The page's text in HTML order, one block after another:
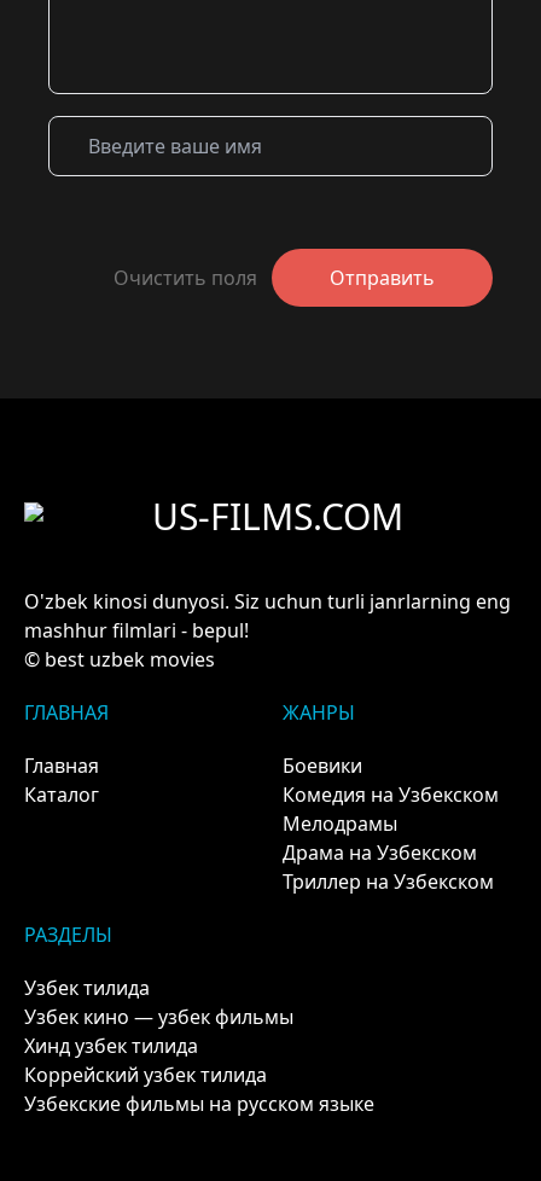
Очистить поля Отправить
US-FILMS.COM
O'zbek kinosi dunyosi. Siz uchun turli janrlarning eng
mashhur filmlari - bepul!
© best uzbek movies
ГЛАВНАЯ
Главная
Каталог
ЖАНРЫ
Боевики
Комедия на Узбекском
Мелодрамы
Драма на Узбекском
Триллер на Узбекском
РАЗДЕЛЫ
Узбек тилида
Узбек кино — узбек фильмы
Хинд узбек тилида
Коррейский узбек тилида
Узбекские фильмы на русском языке